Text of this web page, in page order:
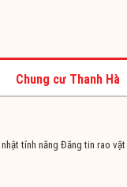
Chung cư Thanh Hà
tính năng Đăng tin rao